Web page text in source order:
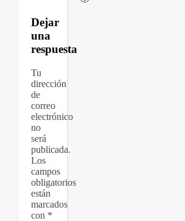
Dejar
una
respuesta
Tu
dirección
de
correo
electrónico
no
será
publicada.
Los
campos
obligatorios
están
marcados
con *